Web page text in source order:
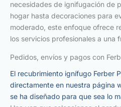
necesidades de ignifugación de
hogar hasta decoraciones para
moderado, este enfoque ofrece
los servicios profesionales a una
Pedidos, envíos y pagos con
El recubrimiento ignífugo Ferber
directamente en nuestra página
se ha diseñado para que sea lo